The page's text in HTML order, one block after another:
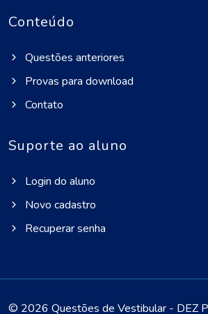
Conteúdo
Questões anteriores
Provas para download
Contato
Suporte ao aluno
Login do aluno
Novo cadastro
Recuperar senha
© 2026 Questões de Vestibular - DEZ